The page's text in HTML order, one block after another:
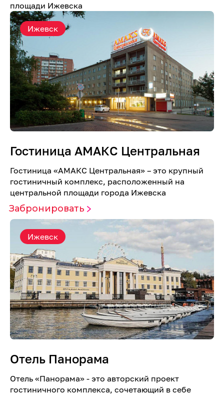
площади Ижевска
Ижевск
Гостиница АМАКС Центральная
Гостиница «AMАКС Центральная» – это крупный
гостиничный комплекс, расположенный на
центральной площади города Ижевска
Забронировать
Ижевск
Отель Панорама
Отель «Панорама» - это авторский проект
гостиничного комплекса, сочетающий в себе